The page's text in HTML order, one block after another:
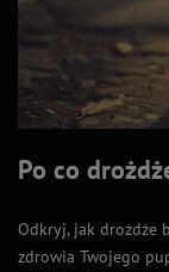
Po co
Odkryj, jak drożdże
zdrowia Twojego